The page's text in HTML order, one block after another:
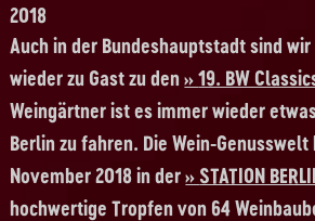
2018
Auch in der Bundeshauptstadt sind
wieder zu Gast zu den 19. BW
Weingärtner ist es immer wieder
Berlin zu fahren. Die Wein-
November 2018 in der
STATION
hochwertige Tropfen von 64